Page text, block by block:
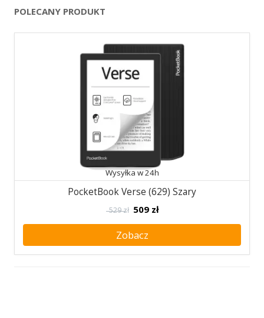
POLECANY PRODUKT
Wysyłka w 24h
PocketBook Verse (629) Szary
529 zł 509 zł
Zobacz